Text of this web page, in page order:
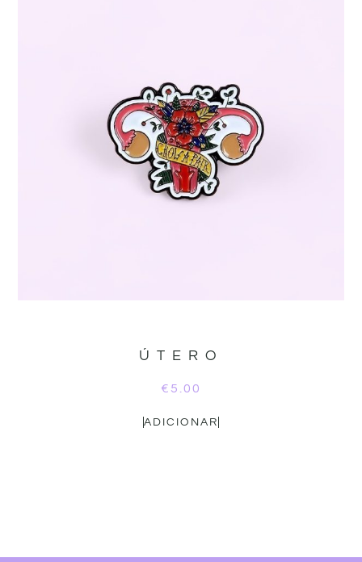
ÚTERO
€ 5.00
ADICIONAR